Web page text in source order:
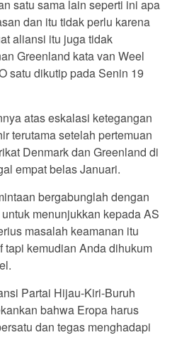
satu sama lain seperti ini apa
dan itu tidak perlu karena
aliansi itu juga tidak
Greenland kata van Weel
satu dikutip pada Senin 19
atas eskalasi ketegangan
terutama setelah pertemuan
Denmark dan Greenland di
empat belas Januari.
bergabunglah dengan
menunjukkan kepada AS
masalah keamanan itu
tapi kemudian Anda dihukum
Partai Hijau-Kiri-Buruh
bahwa Eropa harus
dan tegas menghadapi